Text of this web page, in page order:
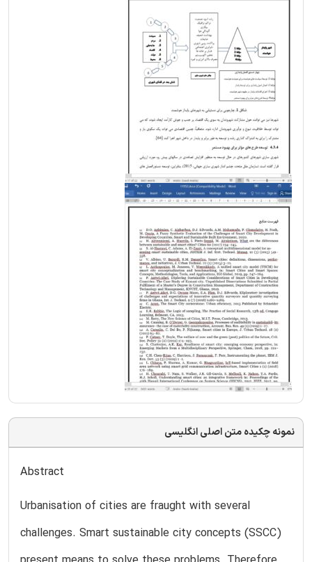
نمونه چکیده متن اصلی انگلیسی
Abstract
Urbanisation of cities are fraught with several
challenges. Smart sustainable city concepts (SSCC)